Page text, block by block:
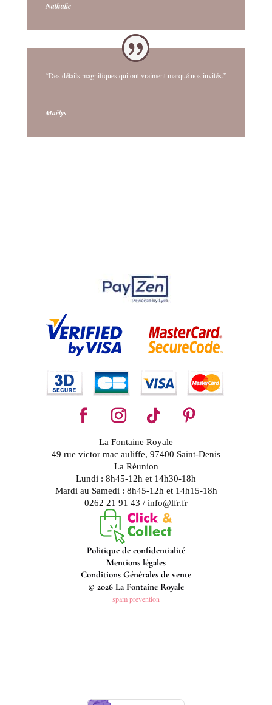
Nathalie
“Des détails magnifiques qui ont vraiment marqué nos invités.”
Maëlys
La Fontaine Royale
49 rue victor mac auliffe, 97400 Saint-Denis
La Réunion
Lundi : 8h45-12h et 14h30-18h
Mardi au Samedi : 8h45-12h et 14h15-18h
0262 21 91 43 / info@lfr.fr
Politique de confidentialité
Mentions légales
Conditions Générales de vente
© 2026 La Fontaine Royale
spam prevention